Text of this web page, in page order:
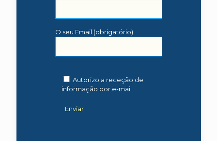
O seu Email (obrigatório)
Autorizo a receção de
informação por e-mail